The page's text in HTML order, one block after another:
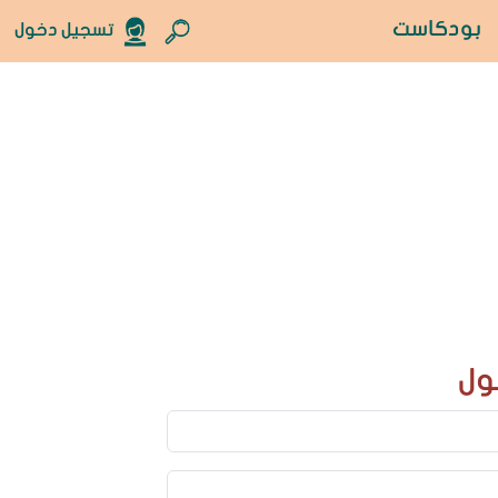
بودكاست تسجيل دخول